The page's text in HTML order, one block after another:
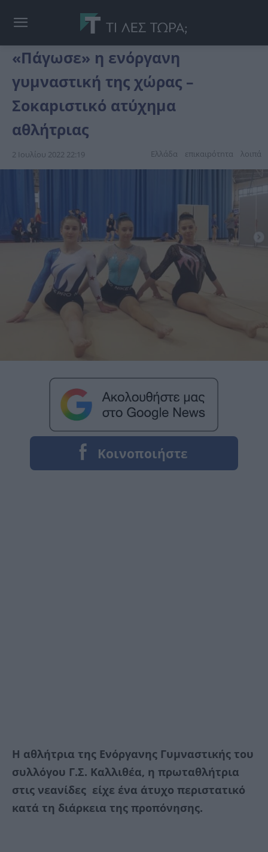
«Πάγωσε» η ενόργανη
γυμναστική της χώρας –
Σοκαpιστικό ατύχημα
αθλήτριας
2 Ιουλίου 2022 22:19 Ελλάδα επικαιpότnτα λοιπά
Η αθλήτρια της Ενόργανης Γυμναστικής του
συλλόγου Γ.Σ. Καλλιθέα, η πρωταθλήτρια
στις νεανίδες είχε ένα άτυχο περιστατικό
κατά τη διάρκεια της προπόνησης.